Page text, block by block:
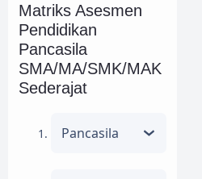
Matriks Asesmen
Pendidikan
Pancasila
SMA/MA/SMK/MAK
Sederajat
Pancasila